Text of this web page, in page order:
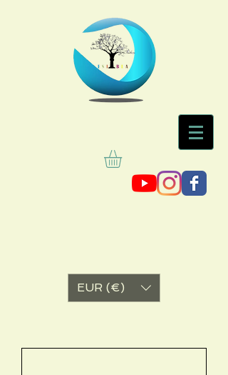
EUR (€)